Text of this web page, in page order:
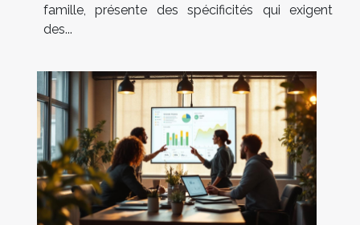
famille, présente des spécificités qui exigent
des...